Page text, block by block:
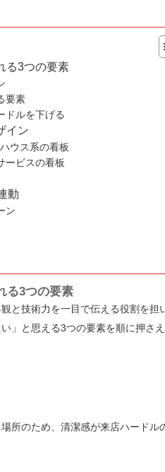
る3つの要素
要素
ドルを下げる
イン
ウス系の看板
ービスの看板
動
ン
る3つの要素
と技術力を一目で伝える役割を担
」と思える3つの要素を順に押さえ
所のため、清潔感が来店ハードル